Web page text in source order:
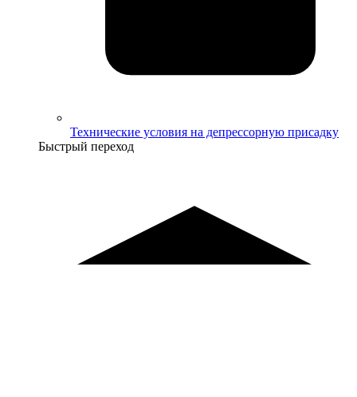
Технические условия на депрессорную присадку
Быстрый переход